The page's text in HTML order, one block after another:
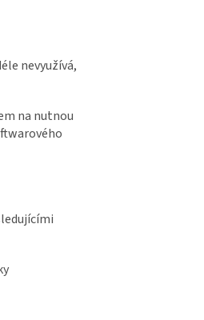
nevyužívá,
na nutnou